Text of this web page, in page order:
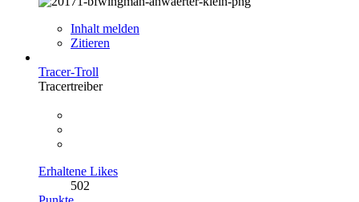
Inhalt melden
Zitieren
Tracer-Troll
Tracertreiber
Erhaltene Likes
502